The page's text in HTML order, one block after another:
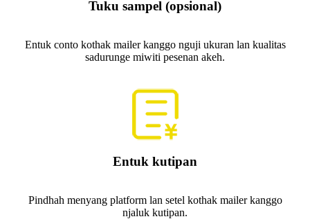
Tuku sampel (opsional)
Entuk conto kothak mailer kanggo nguji ukuran lan kualitas
sadurunge miwiti pesenan akeh.
Entuk kutipan
Pindhah menyang platform lan setel kothak mailer kanggo
njaluk kutipan.